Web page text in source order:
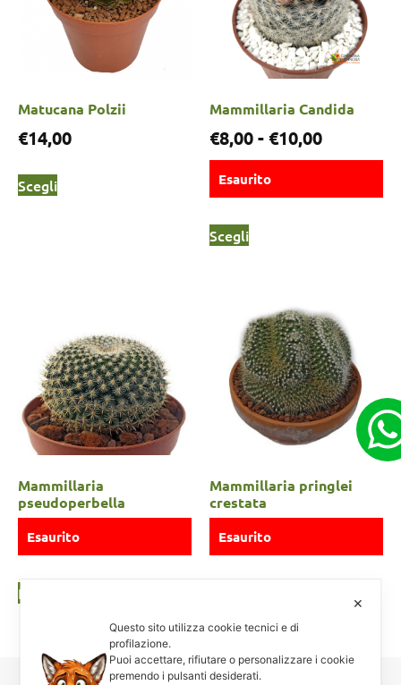
Matucana Polzii
€14,00
Scegli
Mammillaria Candida
€8,00- €10,00
Esaurito
Scegli
Mammillaria
pseudoperbella
Esaurito
Leggi tutto
Mammillaria pringlei
crestata
Esaurito
✕
Questo sito utilizza cookie tecnici e di
profilazione.
Puoi accettare, rifiutare o personalizzare i cookie
premendo i pulsanti desiderati.